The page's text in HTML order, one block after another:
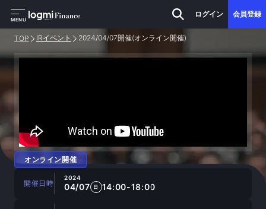
MENU
ログイン 会員登録
TOP IRイベント 2024/04/07開催(オンライン開催)
オンライン開催
開催日時
2024
04/07 日 14:00-18:00